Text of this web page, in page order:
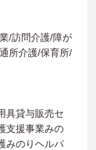
/訪問介護/障が
所介護/保育所/
具貸与販売セ
支援事業みの
みのりヘルパ